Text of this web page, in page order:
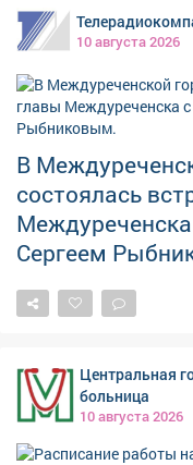
10 августа 2026
В
состоялась
Сергеем
Центральная
больница
10 августа 2026